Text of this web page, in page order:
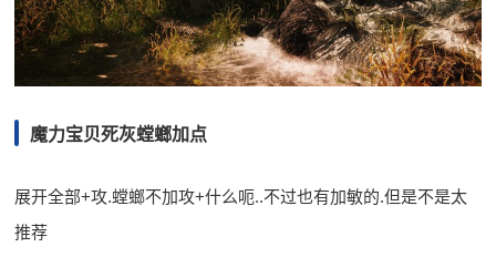
魔力宝贝死灰螳螂加点
展开全部+攻.螳螂不加攻+什么呃..不过也有加敏的.但是不是太
推荐